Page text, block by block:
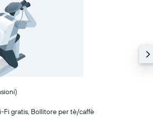
Fi gratis, Bollitore per tè/caffè